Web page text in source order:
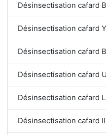
Désinsectisation cafard
Désinsectisation cafard
Désinsectisation cafard
Désinsectisation cafard
Désinsectisation cafard
Désinsectisation cafard